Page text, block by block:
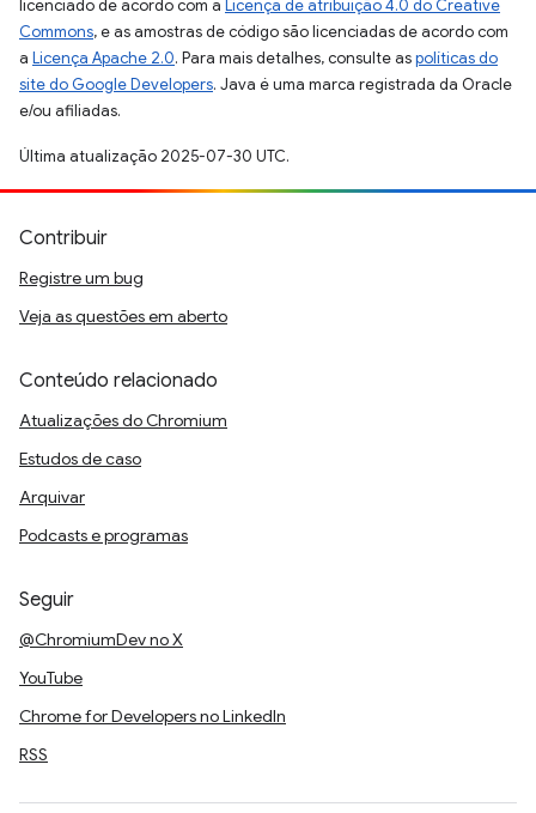
licenciado de acordo com a Licença de atribuição 4.0 do Creative
Commons, e as amostras de código são licenciadas de acordo com
a Licença Apache 2.0. Para mais detalhes, consulte aspolíticas do
site do Google Developers. Java é uma marca registrada da Oracle
e/ou afiliadas.
Última atualização 2025-07-30 UTC.
Contribuir
Registre um bug
Veja as questões em aberto
Conteúdo relacionado
Atualizações do Chromium
Estudos de caso
Arquivar
Podcasts e programas
Seguir
@ChromiumDev no X
YouTube
Chrome for Developers no LinkedIn
RSS